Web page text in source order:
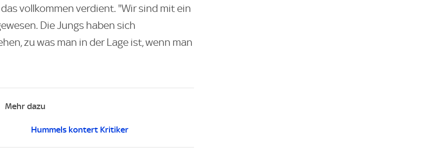
vollkommen verdient. "Wir sind mit ein
Die Jungs haben sich
zu was man in der Lage ist, wenn man
Mehr dazu
Hummels kontert Kritiker